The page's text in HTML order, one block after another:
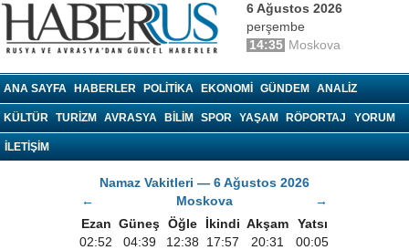
6 Ağustos 2026
perşembe
14:35 Moskova
ANA SAYFA HABERLER POLITIKA EKONOMI GÜNDEM ANALIZ
KÜLTÜR TURIZM AVRASYA BILIM SPOR YAŞAM RÖPORTAJ YORUM
İLETİŞİM
Namaz Vakitleri — 6 Ağustos 2026
←
Moskova
→
Ezan Güneş Öğle İkindi Akşam
Yatsı
02:52
04:39 12:38 17:57 20:31 00:05